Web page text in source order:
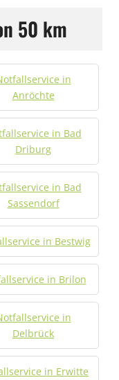
50 km
in
Anröchte
in Bad
Driburg
in Bad
Sassendorf
in Bestwig
in Brilon
in
Delbrück
in Erwitte